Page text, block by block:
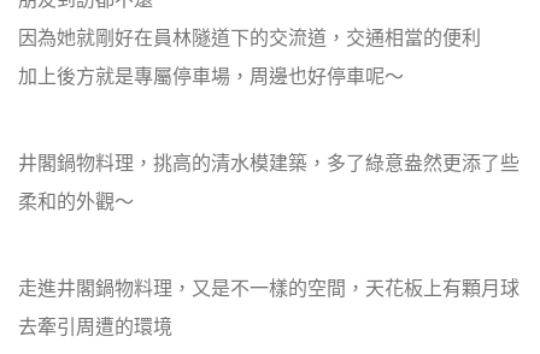
因為她就剛好在員林隧道下的交流道，交通相當的便利
加上後方就是專屬停車場，周邊也好停車呢～
井閣鍋物料理，挑高的清水模建築，多了綠意盎然更添了些
柔和的外觀～
走進井閣鍋物料理，又是不一樣的空間，天花板上有顆月球
去牽引周遭的環境